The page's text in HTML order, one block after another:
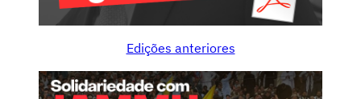
Edições anteriores